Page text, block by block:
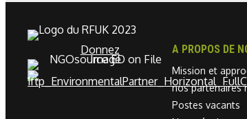
Donnez A PROPOS DE
Mission et
nos partenaires
Postes vacants